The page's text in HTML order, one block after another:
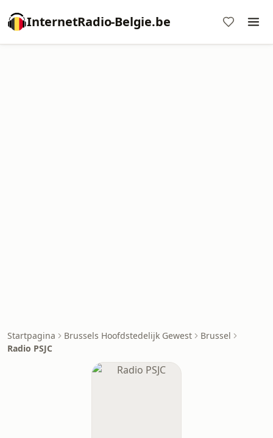
InternetRadio-Belgie.be
Startpagina Brussels Hoofdstedelijk Gewest
Brussel
Radio PSJC